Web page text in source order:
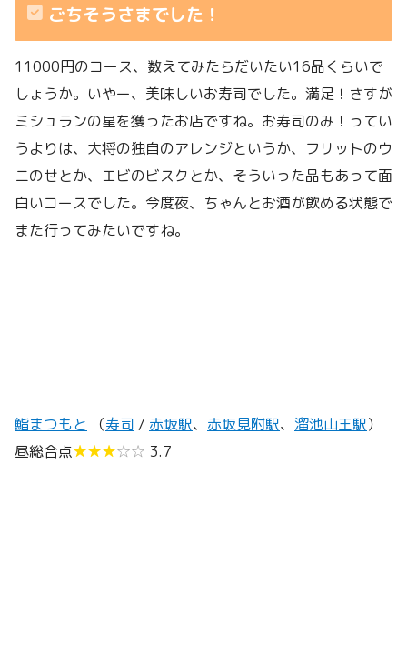
ごちそうさまでした！
11000円のコース、数えてみたらだいたい16品くらいで
しょうか。いやー、美味しいお寿司でした。満足！さすが
ミシュランの星を獲ったお店ですね。お寿司のみ！ってい
うよりは、大将の独自のアレンジというか、フリットのウ
ニのせとか、エビのビスクとか、そういった品もあって面
白いコースでした。今度夜、ちゃんとお酒が飲める状態で
また行ってみたいですね。
鮨まつもと （寿司 / 赤坂駅、 赤坂見附駅、 溜池山王駅）
昼総合点★★★☆☆ 3.7